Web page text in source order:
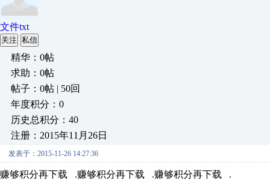
文件txt
关注 私信
精华：0帖
求助：0帖
帖子：0帖 | 50回
年度积分：0
历史总积分：40
注册：2015年11月26日
发表于：2015-11-26 14:27:36
赚够积分再下载 .赚够积分再下载 .赚够积分再下载 .